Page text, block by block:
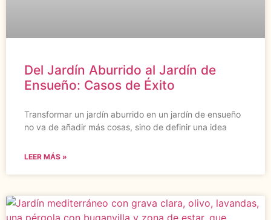
Del Jardín Aburrido al Jardín de
Ensueño: Casos de Éxito
Transformar un jardín aburrido en un jardín de ensueño
no va de añadir más cosas, sino de definir una idea
LEER MÁS »